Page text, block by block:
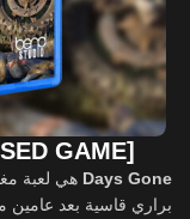
GAME]
Days Gone هي لعبة
براري قاسية بعد